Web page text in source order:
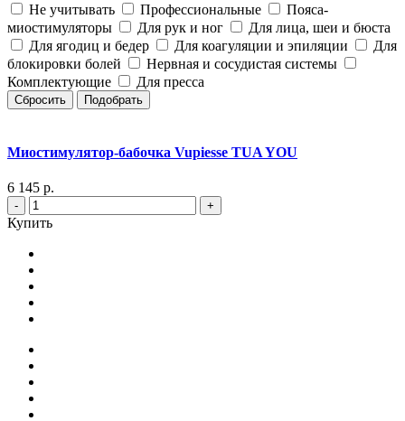
Не учитывать
Профессиональные
Пояса-
миостимуляторы
Для рук и ног
Для лица, шеи и бюста
Для ягодиц и бедер
Для коагуляции и эпиляции
Для
блокировки болей
Нервная и сосудистая системы
Комплектующие
Для пресса
Сбросить Подобрать
Миостимулятор-бабочка Vupiesse TUA YOU
6 145 р.
- +
Купить